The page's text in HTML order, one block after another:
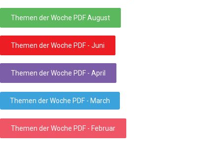
Themen der Woche PDF August
Themen der Woche PDF - Juni
Themen der Woche PDF - April
Themen der Woche PDF - March
Themen der Woche PDF - Februar